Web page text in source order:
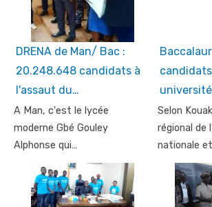
DRENA de Man/ Bac :
20.248.648 candidats à
l'assaut du…
A Man, c'est le lycée
moderne Gbé Gouley
Alphonse qui…
Selon
régional de
nationale